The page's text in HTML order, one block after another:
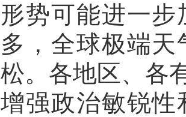
形势可能进一
多，全球极端
松。各地区、各
增强政治敏锐